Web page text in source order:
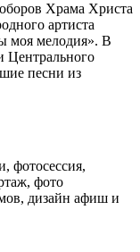
Храма Христа
артиста
моя мелодия». В
Центрального
песни из
фотосессия,
фото
дизайн афиш и